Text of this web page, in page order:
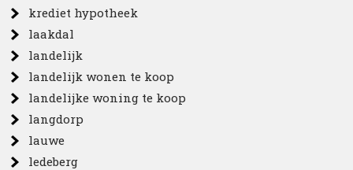
krediet hypotheek
laakdal
landelijk
landelijk wonen te koop
landelijke woning te koop
langdorp
lauwe
ledeberg